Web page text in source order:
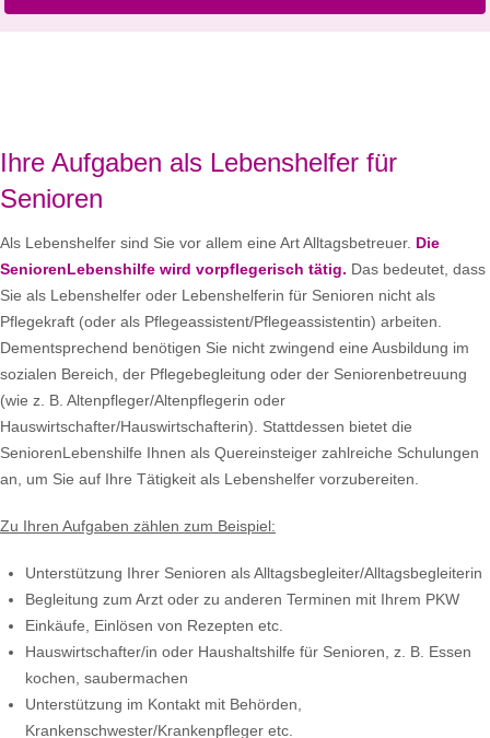
Ihre Aufgaben als Lebenshelfer für
Senioren
Als Lebenshelfer sind Sie vor allem eine Art Alltagsbetreuer. Die
SeniorenLebenshilfe wird vorpflegerisch tätig. Das bedeutet, dass
Sie als Lebenshelfer oder Lebenshelferin für Senioren nicht als
Pflegekraft (oder als Pflegeassistent/Pflegeassistentin) arbeiten.
Dementsprechend benötigen Sie nicht zwingend eine Ausbildung im
sozialen Bereich, der Pflegebegleitung oder der Seniorenbetreuung
(wie z. B. Altenpfleger/Altenpflegerin oder
Hauswirtschafter/Hauswirtschafterin). Stattdessen bietet die
SeniorenLebenshilfe Ihnen als Quereinsteiger zahlreiche Schulungen
an, um Sie auf Ihre Tätigkeit als Lebenshelfer vorzubereiten.
Zu Ihren Aufgaben zählen zum Beispiel:
Unterstützung Ihrer Senioren als Alltagsbegleiter/Alltagsbegleiterin
Begleitung zum Arzt oder zu anderen Terminen mit Ihrem PKW
Einkäufe, Einlösen von Rezepten etc.
Hauswirtschafter/in oder Haushaltshilfe für Senioren, z. B. Essen
kochen, saubermachen
Unterstützung im Kontakt mit Behörden,
Krankenschwester/Krankenpfleger etc.